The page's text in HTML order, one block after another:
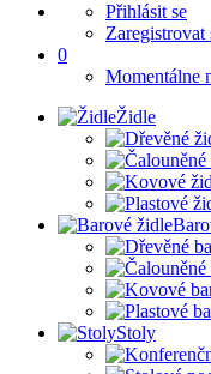
Přihlásit se
Zaregistrovat
0
Momentálne
Židle
Stoly